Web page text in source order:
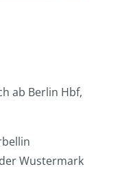
ab Berlin Hbf,
Wustermark